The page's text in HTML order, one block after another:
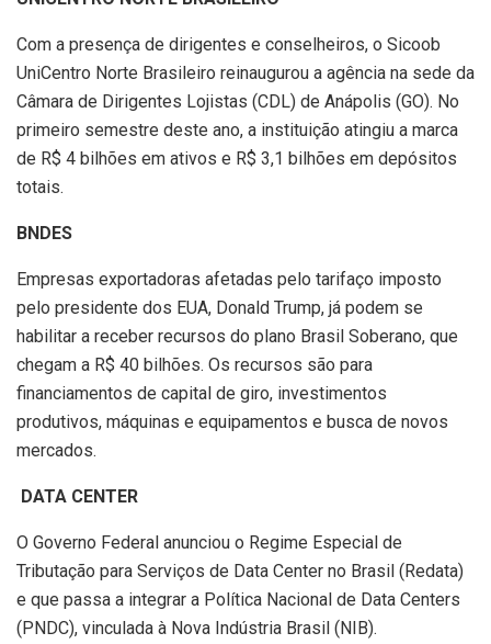
Com a presença de dirigentes e conselheiros, o Sicoob
UniCentro Norte Brasileiro reinaugurou a agência na sede da
Câmara de Dirigentes Lojistas (CDL) de Anápolis (GO). No
primeiro semestre deste ano, a instituição atingiu a marca
de R$ 4 bilhões em ativos e R$ 3,1 bilhões em depósitos
totais.
BNDES
Empresas exportadoras afetadas pelo tarifaço imposto
pelo presidente dos EUA, Donald Trump, já podem se
habilitar a receber recursos do plano Brasil Soberano, que
chegam a R$ 40 bilhões. Os recursos são para
financiamentos de capital de giro, investimentos
produtivos, máquinas e equipamentos e busca de novos
mercados.
DATA CENTER
O Governo Federal anunciou o Regime Especial de
Tributação para Serviços de Data Center no Brasil (Redata)
e que passa a integrar a Política Nacional de Data Centers
(PNDC), vinculada à Nova Indústria Brasil (NIB).